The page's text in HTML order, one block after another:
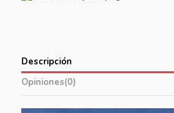
Descripción
Opiniones(0)